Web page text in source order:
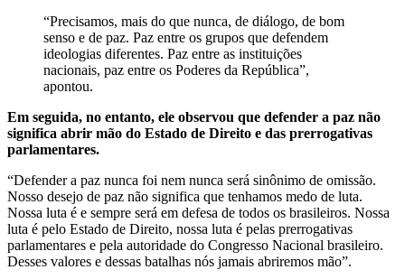
“Precisamos, mais do que nunca, de diálogo, de bom
senso e de paz. Paz entre os grupos que defendem
ideologias diferentes. Paz entre as instituições
nacionais, paz entre os Poderes da República”,
apontou.
Em seguida, no entanto, ele observou que defender a paz não
significa abrir mão do Estado de Direito e das prerrogativas
parlamentares.
“Defender a paz nunca foi nem nunca será sinônimo de omissão.
Nosso desejo de paz não significa que tenhamos medo de luta.
Nossa luta é e sempre será em defesa de todos os brasileiros. Nossa
luta é pelo Estado de Direito, nossa luta é pelas prerrogativas
parlamentares e pela autoridade do Congresso Nacional brasileiro.
Desses valores e dessas batalhas nós jamais abriremos mão”.